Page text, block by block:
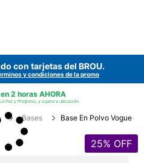
con tarjetas del BROU.
y condiciones de la promo
2 horas AHORA
Paz y Progreso, y sujeto a ubicación.
Bases Base En Polvo Vogue
25% OFF